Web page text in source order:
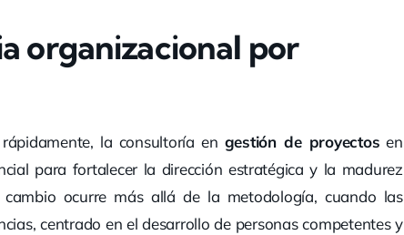
organizacional por
la consultoría en gestión de proyectos en
para fortalecer la dirección estratégica y la madurez
ocurre más allá de la metodología, cuando las
centrado en el desarrollo de personas competentes y